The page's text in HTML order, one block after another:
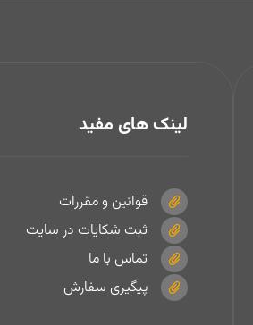
لینک های مفید
قوانین و مقررات
ثبت شکایات در سایت
تماس با ما
پیگیری سفارش